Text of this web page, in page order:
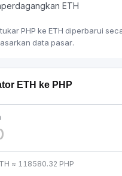
ETH
PHP ke ETH diperbarui
data pasar.
ETH ke PHP
≈ 118580.32 PHP